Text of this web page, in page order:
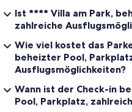
Ist **** Villa am Park,
zahlreiche
Wie viel kostet das
beheizter Pool,
Ausflugsmöglichkeiten?
Wann ist der Check-in
Pool, Parkplatz,